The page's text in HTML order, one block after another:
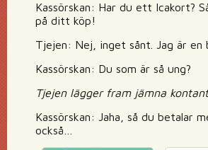
Kassörskan: Har du ett Icakort?
på ditt köp!
Tjejen: Nej, inget sånt. Jag är en
Kassörskan: Du som är så ung?
Tjejen lägger fram jämna
Kassörskan: Jaha, så du betalar
också…